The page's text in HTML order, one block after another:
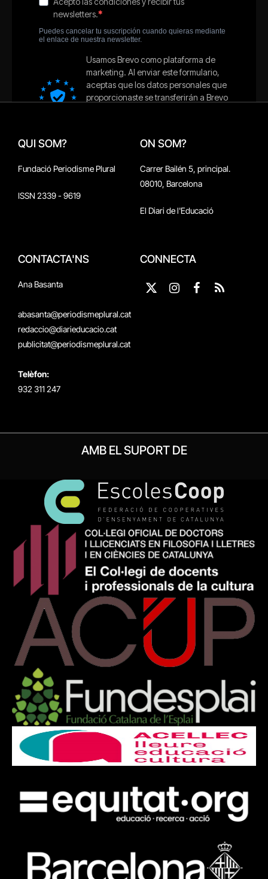
QUI SOM?
Fundació Periodisme Plural
ISSN 2339 - 9619
ON SOM?
Carrer Bailén 5, principal.
08010, Barcelona
El Diari de l'Educació
CONTACTA'NS
Ana Basanta
abasanta@periodismeplural.cat
redaccio@diarieducacio.cat
publicitat@periodismeplural.cat
Telèfon:
932 311 247
CONNECTA
X
Instagram
Facebook
RSS
AMB EL SUPORT DE